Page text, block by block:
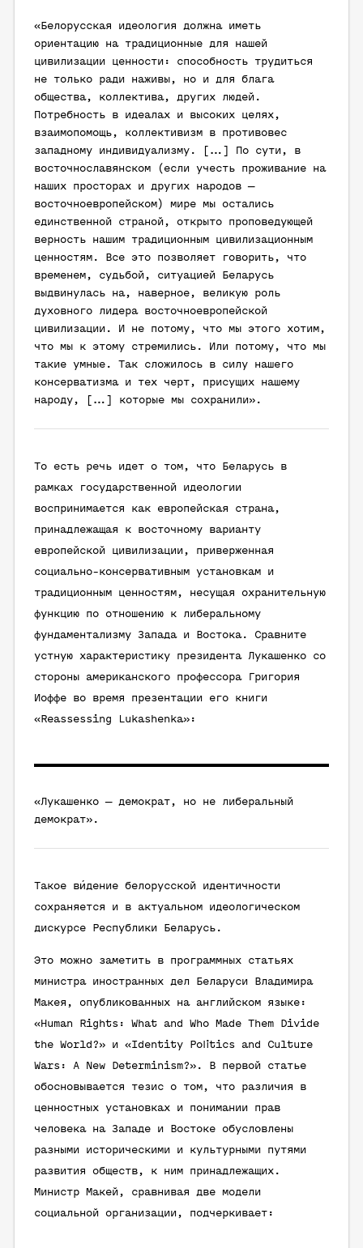
«Белорусская идеология должна иметь
ориентацию на традиционные для нашей
цивилизации ценности: способность трудиться
не только ради наживы, но и для блага
общества, коллектива, других людей.
Потребность в идеалах и высоких целях,
взаимопомощь, коллективизм в противовес
западному индивидуализму. […] По сути, в
восточнославянском (если учесть проживание на
наших просторах и других народов —
восточноевропейском) мире мы остались
единственной страной, открыто проповедующей
верность нашим традиционным цивилизационным
ценностям. Все это позволяет говорить, что
временем, судьбой, ситуацией Беларусь
выдвинулась на, наверное, великую роль
духовного лидера восточноевропейской
цивилизации. И не потому, что мы этого хотим,
что мы к этому стремились. Или потому, что мы
такие умные. Так сложилось в силу нашего
консерватизма и тех черт, присущих нашему
народу, […] которые мы сохранили».
То есть речь идет о том, что Беларусь в
рамках государственной идеологии
воспринимается как европейская страна,
принадлежащая к восточному варианту
европейской цивилизации, приверженная
социально-консервативным установкам и
традиционным ценностям, несущая охранительную
функцию по отношению к либеральному
фундаментализму Запада и Востока. Сравните
устную характеристику президента Лукашенко со
стороны американского профессора Григория
Иоффе во время презентации его книги
«Reassessing Lukashenka»:
«Лукашенко — демократ, но не либеральный
демократ».
Такое ви́дение белорусской идентичности
сохраняется и в актуальном идеологическом
дискурсе Республики Беларусь.
Это можно заметить в программных статьях
министра иностранных дел Беларуси Владимира
Макея, опубликованных на английском языке:
«Human Rights: What and Who Made Them Divide
the World?» и «Identity Politics and Culture
Wars: A New Determinism?». В первой статье
обосновывается тезис о том, что различия в
ценностных установках и понимании прав
человека на Западе и Востоке обусловлены
разными историческими и культурными путями
развития обществ, к ним принадлежащих.
Министр Макей, сравнивая две модели
социальной организации, подчеркивает: